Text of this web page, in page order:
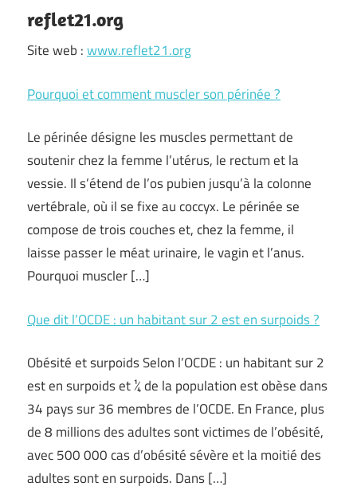
reflet21.org
Site web :www.reflet21.org
Pourquoi et comment muscler son périnée ?
Le périnée désigne les muscles permettant de
soutenir chez la femme l’utérus, le rectum et la
vessie. Il s’étend de l’os pubien jusqu’à la colonne
vertébrale, où il se fixe au coccyx. Le périnée se
compose de trois couches et, chez la femme, il
laisse passer le méat urinaire, le vagin et l’anus.
Pourquoi muscler […]
Que dit l’OCDE : un habitant sur 2 est en surpoids ?
Obésité et surpoids Selon l’OCDE : un habitant sur 2
est en surpoids et ¼ de la population est obèse dans
34 pays sur 36 membres de l’OCDE. En France, plus
de 8 millions des adultes sont victimes de l’obésité,
avec 500 000 cas d’obésité sévère et la moitié des
adultes sont en surpoids. Dans […]